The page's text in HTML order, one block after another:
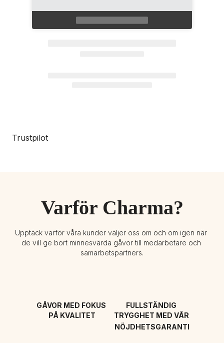
Trustpilot
Varför Charma?
Upptäck varför våra kunder väljer oss om och om igen när
de vill ge bort minnesvärda gåvor till medarbetare och
samarbetspartners.
GÅVOR MED FOKUS
PÅ KVALITET
FULLSTÄNDIG
TRYGGHET MED VÅR
NÖJDHETSGARANTI